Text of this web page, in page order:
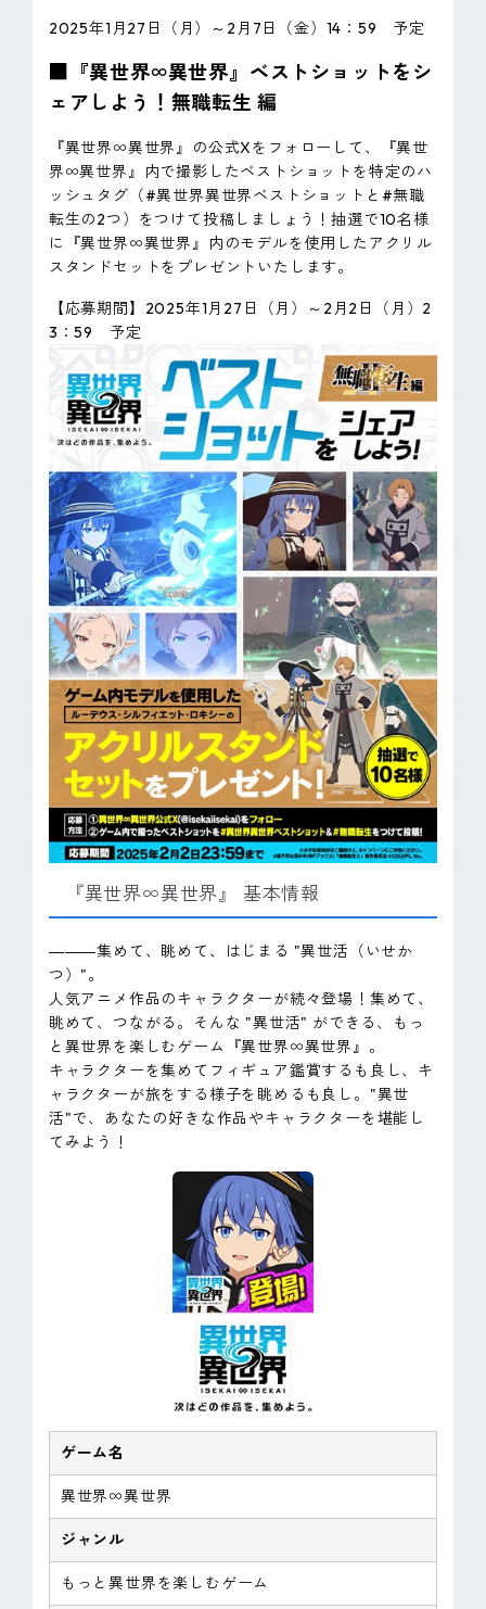
2025年1月27日（月）～2月7日（金）14：59 予定
■『異世界∞異世界』ベストショットをシ
ェアしよう！無職転生 編
『異世界∞異世界』の公式Xをフォローして、『異世
界∞異世界』内で撮影したベストショットを特定のハ
ッシュタグ（#異世界異世界ベストショットと#無職
転生の2つ）をつけて投稿しましょう！抽選で10名様
に『異世界∞異世界』内のモデルを使用したアクリル
スタンドセットをプレゼントいたします。
【応募期間】2025年1月27日（月）～2月2日（月）2
3：59 予定
『異世界∞異世界』 基本情報
―――集めて、眺めて、はじまる "異世活（いせか
つ）"。
人気アニメ作品のキャラクターが続々登場！集めて、
眺めて、つながる。そんな "異世活" ができる、もっ
と異世界を楽しむゲーム『異世界∞異世界』。
キャラクターを集めてフィギュア鑑賞するも良し、キ
ャラクターが旅をする様子を眺めるも良し。"異世
活"で、あなたの好きな作品やキャラクターを堪能し
てみよう！
ゲーム名
異世界∞異世界
ジャンル
もっと異世界を楽しむゲーム